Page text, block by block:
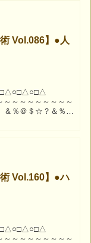
Vol.086】●人
％＠＄☆？＆％＠
Vol.160】●ハ